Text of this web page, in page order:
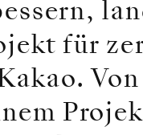
für